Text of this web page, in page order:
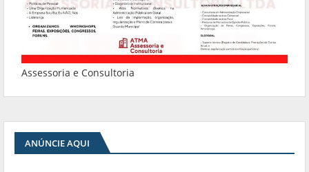
Assessoria e Consultoria
ANÚNCIE AQUI